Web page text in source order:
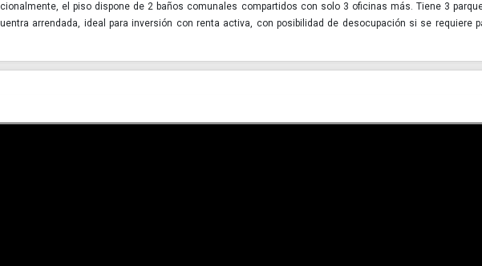
el piso dispone de 2 baños comunales compartidos con solo 3 oficinas más. Tiene 3
arrendada, ideal para inversión con renta activa, con posibilidad de desocupación si se requiere